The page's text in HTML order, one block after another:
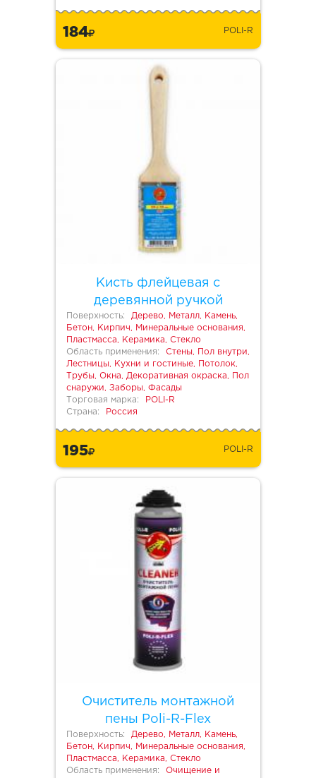
184 POLI-R
Кисть флейцевая с
деревянной ручкой
Поверхность:
Дерево, Металл, Камень,
Бетон, Кирпич, Минеральные основания,
Пластмасса, Керамика, Стекло
Область применения:
Стены, Пол внутри,
Лестницы, Кухни и гостиные, Потолок,
Трубы, Окна, Декоративная окраска, Пол
снаружи, Заборы, Фасады
Торговая марка:
POLI-R
Страна:
Россия
195 POLI-R
Очиститель монтажной
пены Poli-R-Flex
Поверхность:
Дерево, Металл, Камень,
Бетон, Кирпич, Минеральные основания,
Пластмасса, Керамика, Стекло
Область применения:
Очищение и